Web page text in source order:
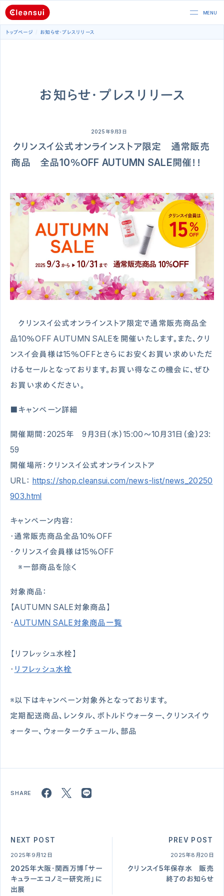
トップページ お知らせ・プレスリリース
お知らせ・プレスリリース
2025年9月3日
クリンスイ公式オンラインストア限定 通常販売
商品 全品10％OFF AUTUMN SALE開催！！
クリンスイ公式オンラインストア限定で通常販売商品全
品10％OFF AUTUMN SALEを開催いたします。また、クリ
ンスイ会員様は15％OFFとさらにお安くお買い求めいただ
けるセールとなっております。お買い得なこの機会に、ぜひ
お買い求めください。
■キャンペーン詳細
開催期間：2025年 9月3日（水）15:00～10月31日（金）23:
59
開催場所：クリンスイ公式オンラインストア
URL： https://shop.cleansui.com/news-list/news_20250
903.html
キャンペーン内容：
・通常販売商品全品10％OFF
・クリンスイ会員様は15％OFF
※一部商品を除く
対象商品：
【AUTUMN SALE対象商品】
・AUTUMN SALE対象商品一覧
【リフレッシュ水栓】
・ リフレッシュ水栓
※以下はキャンペーン対象外となっております。
定期配送商品、レンタル、ボトルドウォーター、クリンスイウ
ォーター、ウォータークチュール、部品
NEXT POST
2025年9月12日
2025年⼤阪・関⻄万博「サー
キュラーエコノミー研究所」に
出展
PREV POST
2025年8月20日
クリンスイ5年保存水 販売
終了のお知らせ